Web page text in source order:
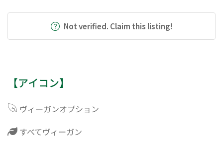
Not verified. Claim this listing!
【アイコン】
ヴィーガンオプション
すべてヴィーガン